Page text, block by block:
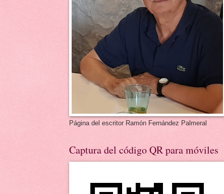
Página del escritor Ramón Fernández Palmeral
Captura del código QR para móviles